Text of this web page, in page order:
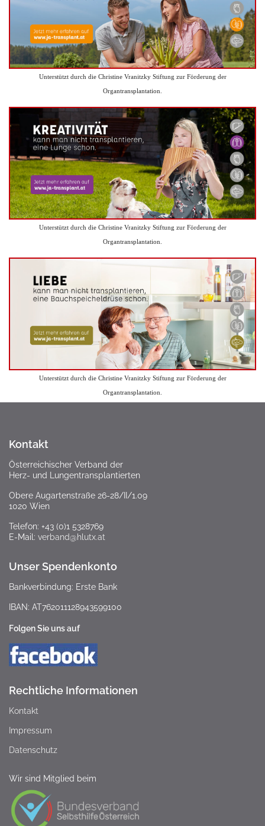
Unterstützt durch die Christine Vranitzky Stiftung zur Förderung der
Organtransplantation.
Unterstützt durch die Christine Vranitzky Stiftung zur Förderung der
Organtransplantation.
Unterstützt durch die Christine Vranitzky Stiftung zur Förderung der
Organtransplantation.
Kontakt
Österreichischer Verband der
Herz- und Lungentransplantierten
Obere Augartenstraße 26-28/II/1.09
1020 Wien
Telefon: +43 (0)1 5328769
E-Mail: verband@hlutx.at
Unser Spendenkonto
Bankverbindung: Erste Bank
IBAN: AT762011128943599100
Folgen Sie uns auf
Rechtliche Informationen
Kontakt
Impressum
Datenschutz
Wir sind Mitglied beim